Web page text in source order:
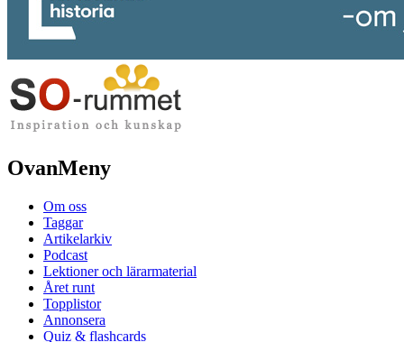
OvanMeny
Om oss
Taggar
Artikelarkiv
Podcast
Lektioner och lärarmaterial
Året runt
Topplistor
Annonsera
Quiz & flashcards